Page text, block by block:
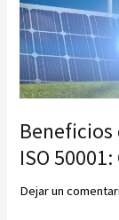
ISO
Dejar un